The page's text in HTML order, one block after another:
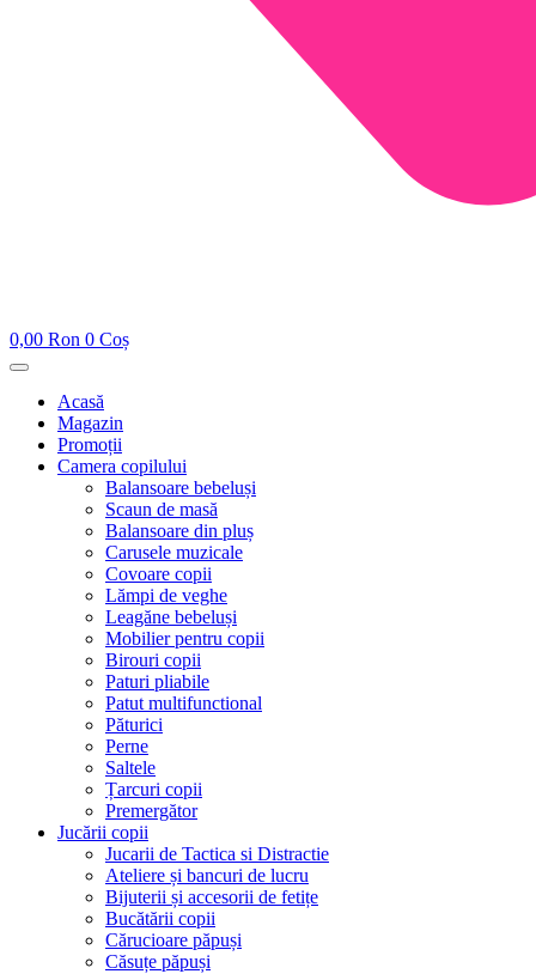
0,00 Ron 0 Coș
Acasă
Magazin
Promoții
Camera copilului
Balansoare bebeluși
Scaun de masă
Balansoare din pluș
Carusele muzicale
Covoare copii
Lămpi de veghe
Leagăne bebeluși
Mobilier pentru copii
Birouri copii
Paturi pliabile
Patut multifunctional
Păturici
Perne
Saltele
Țarcuri copii
Premergător
Jucării copii
Jucarii de Tactica si Distractie
Ateliere și bancuri de lucru
Bijuterii și accesorii de fetițe
Bucătării copii
Cărucioare păpuși
Căsuțe păpuși